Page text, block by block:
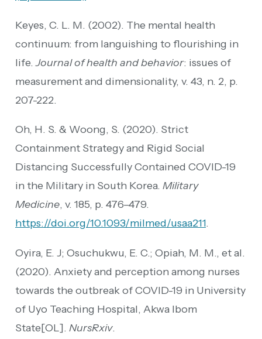
Keyes, C. L. M. (2002). The mental health
continuum: from languishing to flourishing in
life.Journal of health and behavior: issues of
measurement and dimensionality, v. 43, n. 2, p.
207-222.
Oh, H. S. & Woong, S. (2020). Strict
Containment Strategy and Rigid Social
Distancing Successfully Contained COVID-19
in the Military in South Korea. Military
Medicine, v. 185, p. 476–479.
https://doi.org/10.1093/milmed/usaa211.
Oyira, E. J; Osuchukwu, E. C.; Opiah, M. M., et al.
(2020). Anxiety and perception among nurses
towards the outbreak of COVID-19 in University
of Uyo Teaching Hospital, Akwa Ibom
State[OL]. NursRxiv.